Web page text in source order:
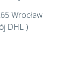
Wrocław
DHL )